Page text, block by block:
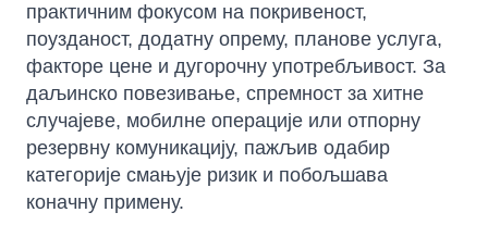
практичним фокусом на покривеност,
поузданост, додатну опрему, планове услуга,
факторе цене и дугорочну употребљивост. За
даљинско повезивање, спремност за хитне
случајеве, мобилне операције или отпорну
резервну комуникацију, пажљив одабир
категорије смањује ризик и побољшава
коначну примену.